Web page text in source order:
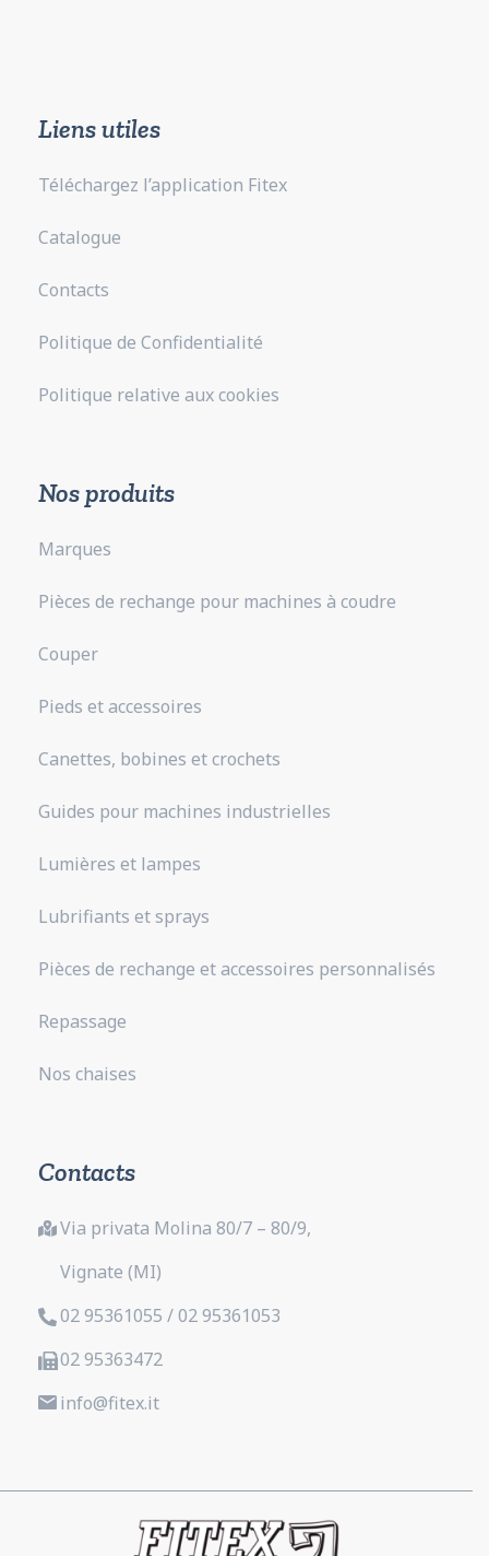
Liens utiles
Téléchargez l’application Fitex
Catalogue
Contacts
Politique de Confidentialité
Politique relative aux cookies
Nos produits
Marques
Pièces de rechange pour machines à coudre
Couper
Pieds et accessoires
Canettes, bobines et crochets
Guides pour machines industrielles
Lumières et lampes
Lubrifiants et sprays
Pièces de rechange et accessoires personnalisés
Repassage
Nos chaises
Contacts
Via privata Molina 80/7 – 80/9,
Vignate (MI)
02 95361055 / 02 95361053
02 95363472
info@fitex.it